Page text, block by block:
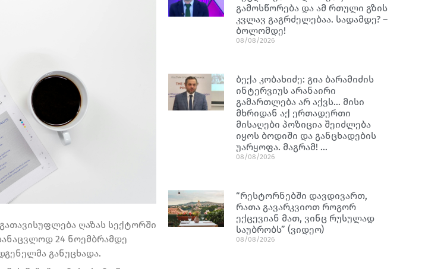
ღაზას სექტორში
24 ნოემბრამდე
განუცხადა.
გამოსწორება და ამ რთული გზის
კვლავ გაგრძელებაა. სადამდე? –
ბოლომდე!
08/08/2026
ბექა კობახიძე: გია ბარამიძის
ინტერვიუს არანაირი
გამართლება არ აქვს… მისი
მხრიდან აქ ერთადერთი
მისაღები პოზიცია შეიძლება
იყოს ბოდიში და განცხადების
უარყოფა. მაგრამ! …
08/08/2026
“რესტორნებში დავდივართ,
რათა გავარკვიოთ როგორ
ექცევიან მათ, ვინც რუსულად
საუბრობს” (ვიდეო)
08/08/2026